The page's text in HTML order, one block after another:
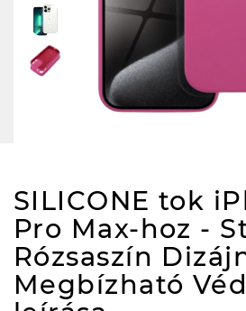
SILICONE tok
Pro Max-hoz -
Rózsaszín
Megbízható